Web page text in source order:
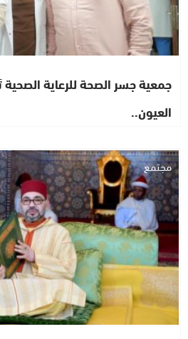
جمعية جسر الصحة للرعاية
العيون..
مجتمع